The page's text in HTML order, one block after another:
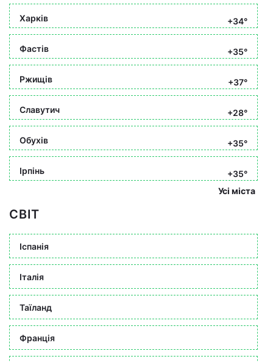
Харків +34°
Фастів +35°
Ржищів +37°
Славутич +28°
Обухів +35°
Ірпінь
+35°
Усі міста
СВІТ
Іспанія
Італія
Таїланд
Франція